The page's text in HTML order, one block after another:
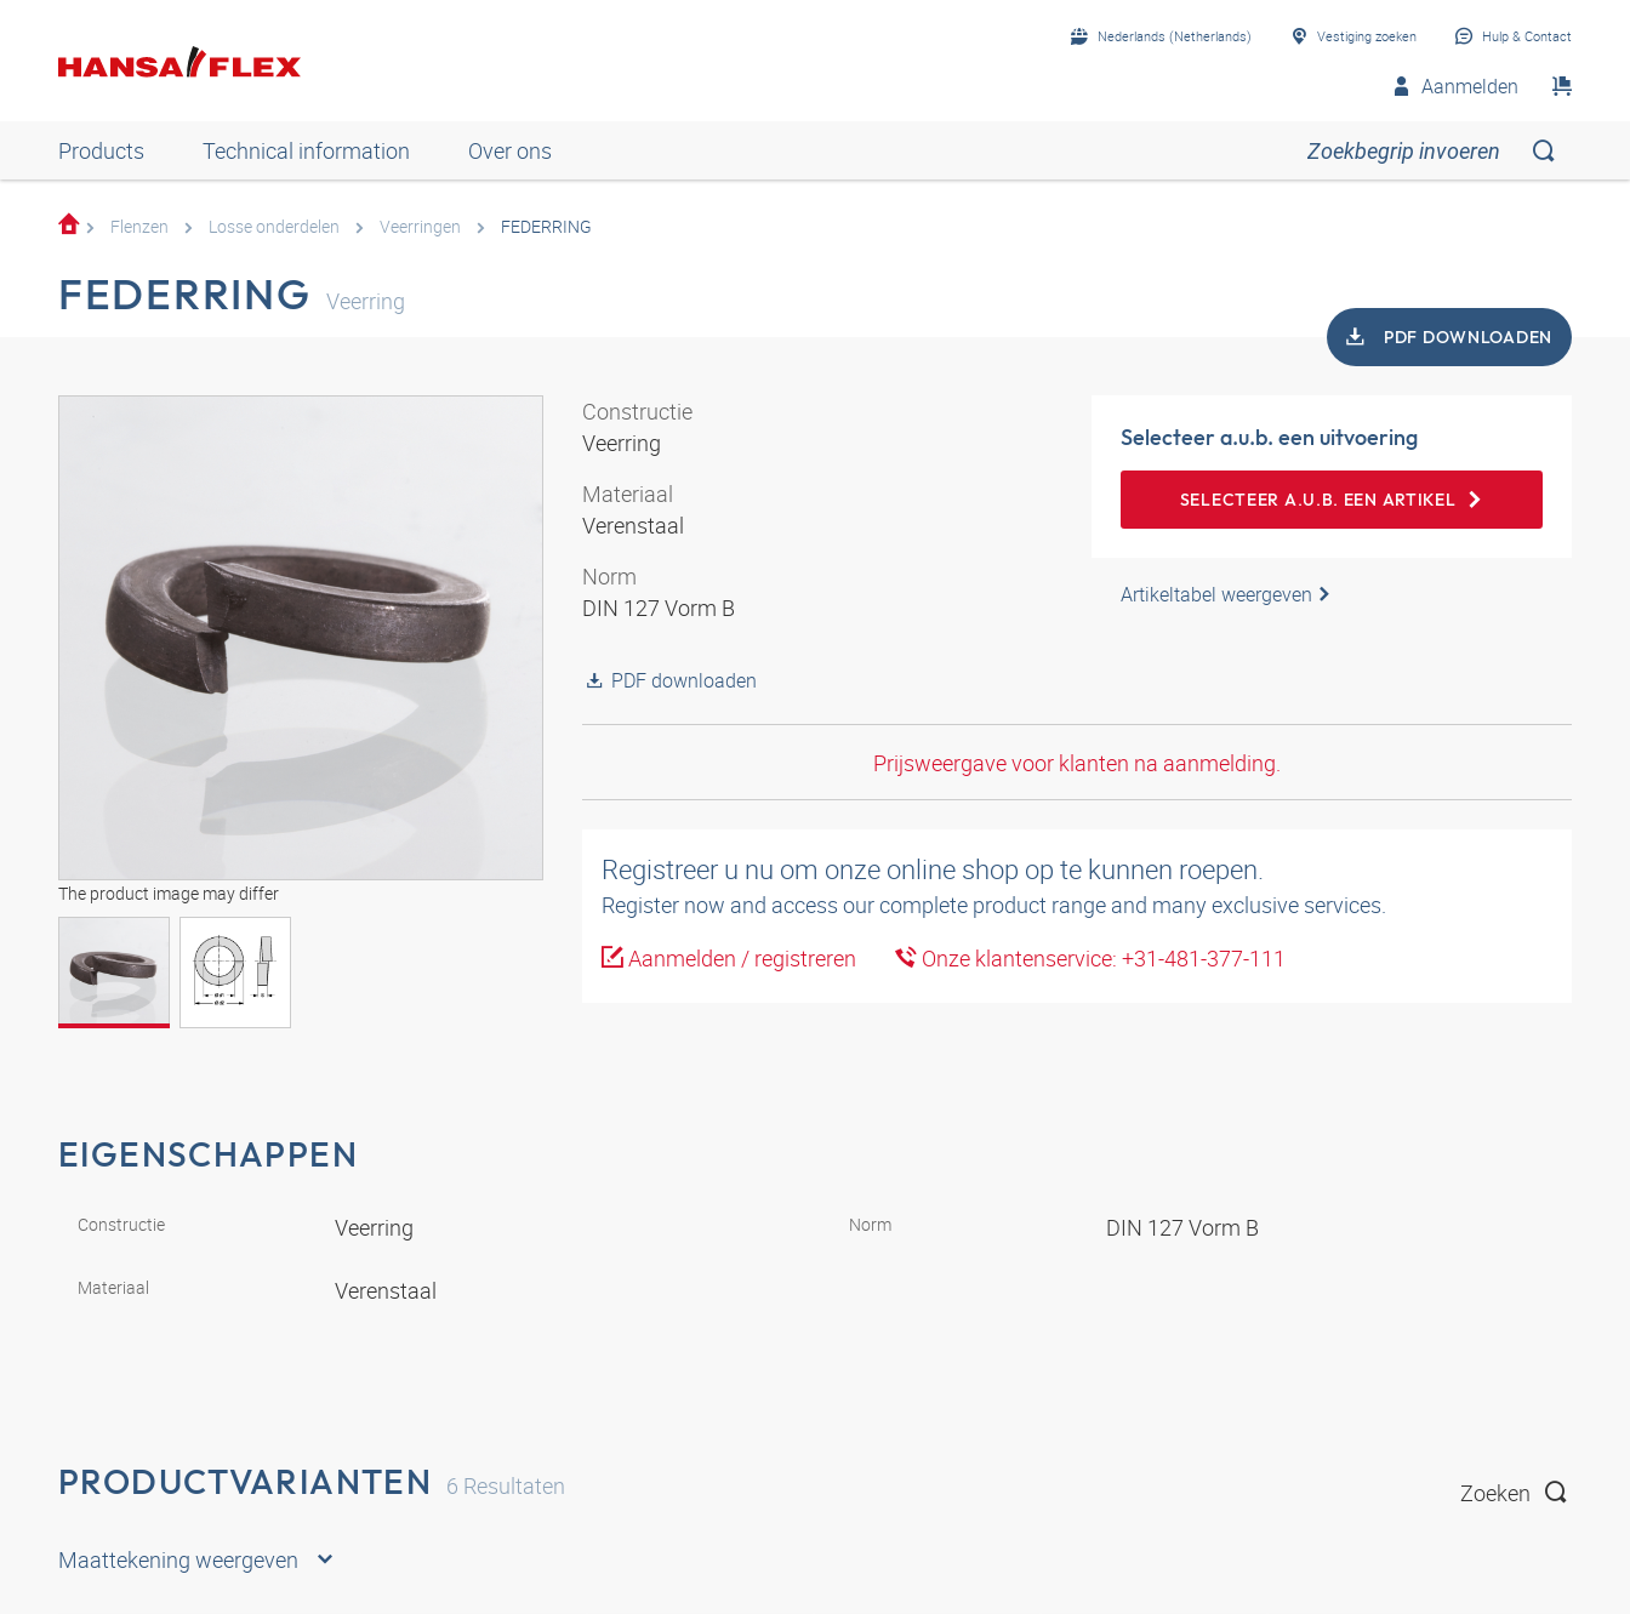
Nederlands (Netherlands) Vestiging zoeken Hulp & Contact
Aanmelden
Products Technical information Over ons
Flenzen Losse onderdelen Veerringen FEDERRING
FEDERRING Veerring
PDF DOWNLOADEN
The product image may differ
Constructie
Veerring
Materiaal
Verenstaal
Norm
DIN 127 Vorm B
PDF downloaden
Selecteer a.u.b. een uitvoering
SELECTEER A.U.B. EEN ARTIKEL
Artikeltabel weergeven
Prijsweergave voor klanten na aanmelding.
Registreer u nu om onze online shop op te kunnen roepen.
Register now and access our complete product range and many exclusive services.
Aanmelden / registreren
Onze klantenservice: +31-481-377-111
EIGENSCHAPPEN
Constructie Veerring
Materiaal Verenstaal
Norm DIN 127 Vorm B
PRODUCTVARIANTEN 6 Resultaten Zoeken
Maattekening weergeven